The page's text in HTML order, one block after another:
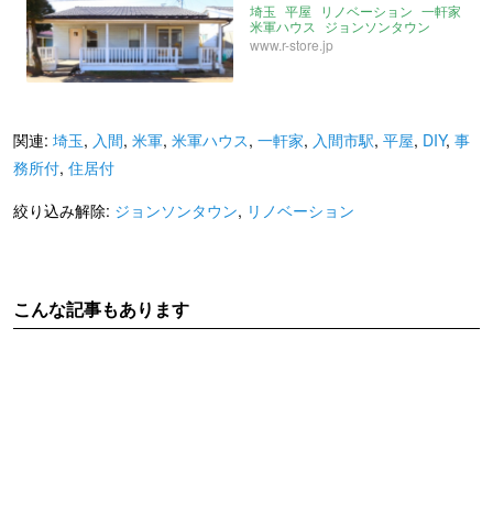
埼玉 平屋 リノベーション 一軒家
米軍ハウス ジョンソンタウン
2016年8月のおすすめ
平屋のおすすめ
www.r-store.jp
関連: 埼玉, 入間, 米軍, 米軍ハウス, 一軒家, 入間市駅, 平屋, DIY, 事
務所付, 住居付
絞り込み解除: ジョンソンタウン, リノベーション
こんな記事もあります